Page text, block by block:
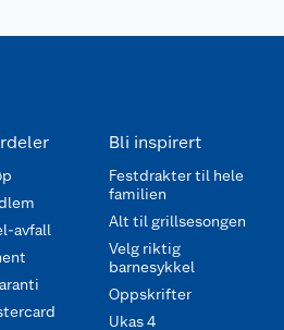
avfall
Bli inspirert
Festdrakter til hele
familien
Alt til grillsesongen
Velg riktig
barnesykkel
Oppskrifter
Ukas 4